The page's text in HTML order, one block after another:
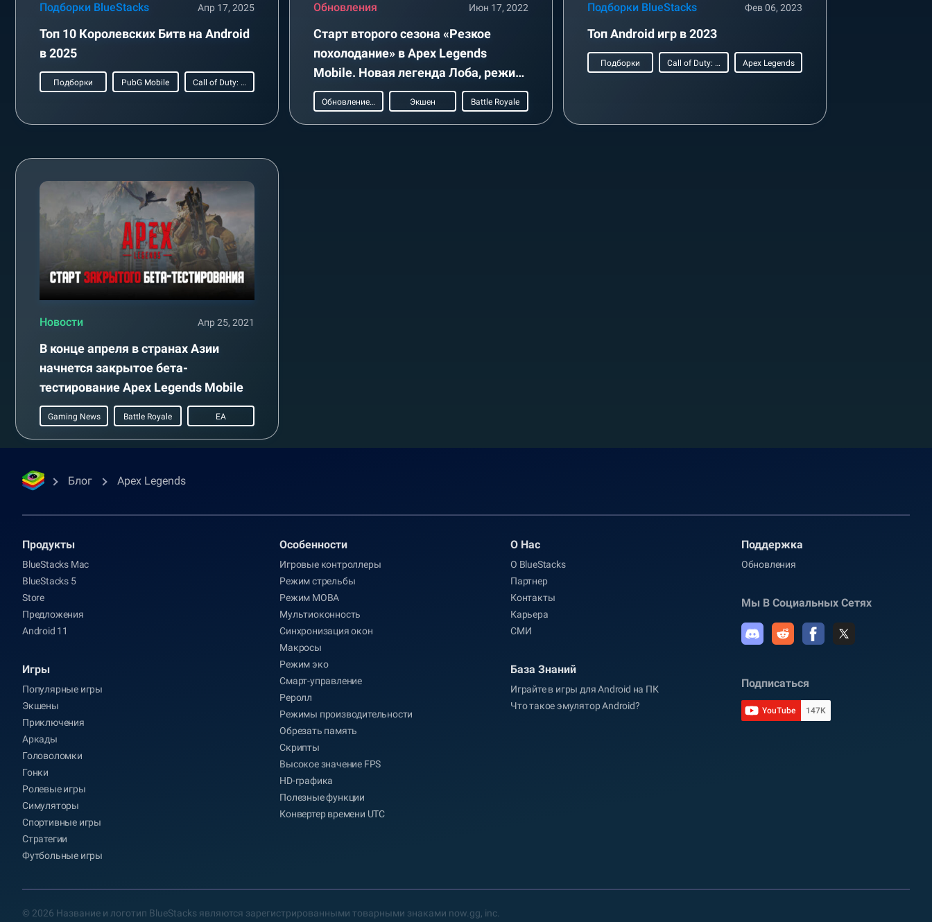
Подборки BlueStacks Апр 17, 2025
Топ 10 Королевских Битв на Android
в 2025
Подборки PubG Mobile Call of Duty: Mobile
Обновления Июн 17, 2022
Старт второго сезона «Резкое
похолодание» в Apex Legends
Mobile. Новая легенда Лоба, режим
«Вооружен и опасен» и
Климатизатор
Обновление игры Экшен Battle Royale
Подборки BlueStacks Фев 06, 2023
Топ Android игр в 2023
Подборки Call of Duty: Mobile Apex Legends
Новости Апр 25, 2021
В конце апреля в странах Азии
начнется закрытое бета-
тестирование Apex Legends Mobile
Gaming News Battle Royale EA
Блог Apex Legends
Продукты
BlueStacks Mac
BlueStacks 5
Store
Предложения
Android 11
Игры
Популярные игры
Экшены
Приключения
Аркады
Головоломки
Гонки
Ролевые игры
Симуляторы
Спортивные игры
Стратегии
Футбольные игры
Oсобенности
Игровые контроллеры
Режим стрельбы
Режим MOBA
Мультиоконность
Синхронизация окон
Макросы
Режим эко
Смарт-управление
Реролл
Режимы производительности
Обрезать память
Скрипты
Высокое значение FPS
HD-графика
Полезные функции
Конвертер времени UTC
О Нас
О BlueStacks
Партнер
Контакты
Карьера
СМИ
База Знаний
Играйте в игры для Android на ПК
Что такое эмулятор Android?
Поддержка
Обновления
Мы В Социальных Сетях
Подписаться
YouTube 147K
© 2026 Название и логотип BlueStacks являются зарегистрированными товарными знаками now.gg, inc.